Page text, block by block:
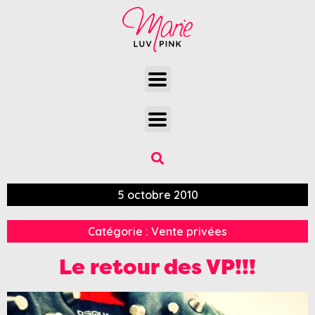
5 octobre 2010
Catégorie : Vente privées
Le retour des VP!!!